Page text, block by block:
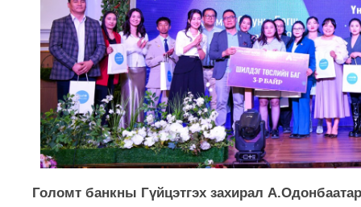
Голомт банкны Гүйцэтгэх захирал А.Одонбаатар